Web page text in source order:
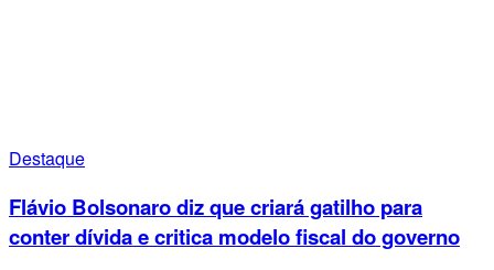
Destaque
Flávio Bolsonaro diz que criará gatilho para
conter dívida e critica modelo fiscal do governo